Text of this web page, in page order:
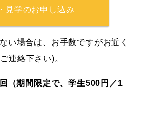
見学のお申し込み
い場合は、お手数ですがお近く
連絡下さい)。
（期間限定で、学生500円／1